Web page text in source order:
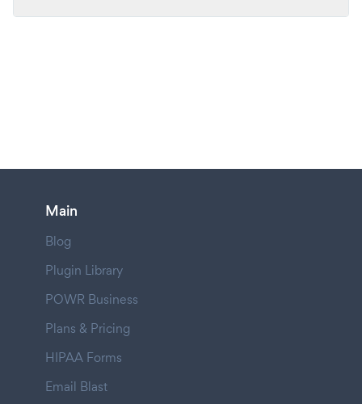
Main
Blog
Plugin Library
POWR Business
Plans & Pricing
HIPAA Forms
Email Blast